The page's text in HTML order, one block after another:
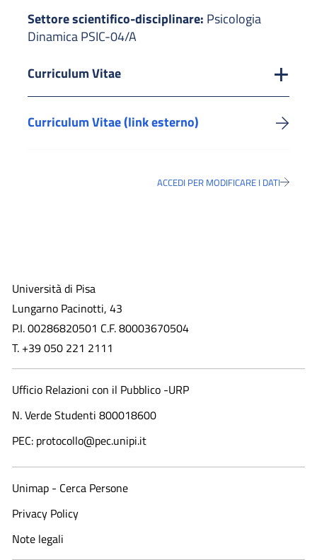
Settore scientifico-disciplinare: Psicologia
Dinamica PSIC-04/A
Curriculum Vitae
Curriculum Vitae (link esterno)
ACCEDI PER MODIFICARE I DATI
Università di Pisa
Lungarno Pacinotti, 43
P.I. 00286820501 C.F. 80003670504
T. +39 050 221 2111
Ufficio Relazioni con il Pubblico -URP
N. Verde Studenti 800018600​
PEC: protocollo@pec.unipi.it
Unimap - Cerca Persone
Privacy Policy
Note legali